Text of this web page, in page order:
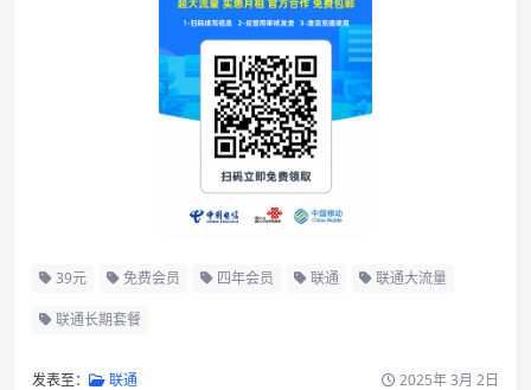
39元 免费会员 四年会员 联通 联通大流量
联通长期套餐
发表至： 联通 2025年 3月 2日